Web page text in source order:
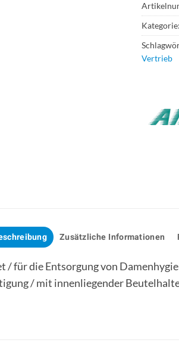
Kategorie:
Vertrieb
Zusätzliche Informationen
für die Entsorgung von
/ mit innenliegender